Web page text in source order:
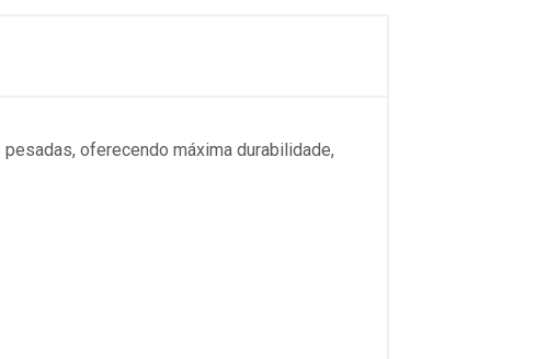
oferecendo máxima durabilidade,